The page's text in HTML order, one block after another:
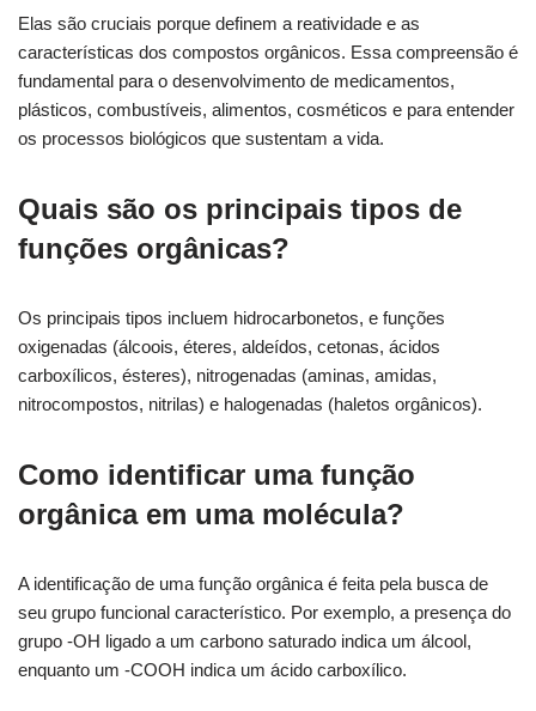
Elas são cruciais porque definem a reatividade e as
características dos compostos orgânicos. Essa compreensão é
fundamental para o desenvolvimento de medicamentos,
plásticos, combustíveis, alimentos, cosméticos e para entender
os processos biológicos que sustentam a vida.
Quais são os principais tipos de
funções orgânicas?
Os principais tipos incluem hidrocarbonetos, e funções
oxigenadas (álcoois, éteres, aldeídos, cetonas, ácidos
carboxílicos, ésteres), nitrogenadas (aminas, amidas,
nitrocompostos, nitrilas) e halogenadas (haletos orgânicos).
Como identificar uma função
orgânica em uma molécula?
A identificação de uma função orgânica é feita pela busca de
seu grupo funcional característico. Por exemplo, a presença do
grupo -OH ligado a um carbono saturado indica um álcool,
enquanto um -COOH indica um ácido carboxílico.